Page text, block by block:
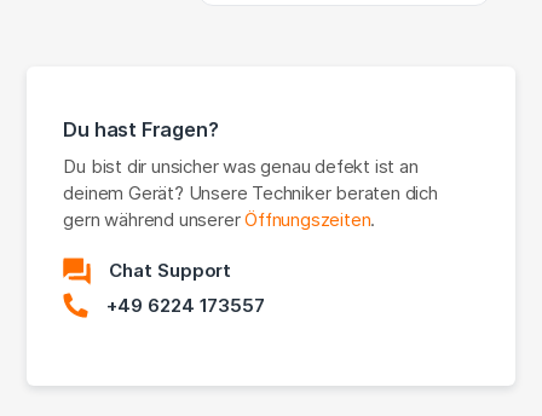
Du hast Fragen?
Du bist dir unsicher was genau defekt ist an
deinem Gerät? Unsere Techniker beraten dich
gern während unsererÖffnungszeiten.
Chat Support
+49 6224 173557